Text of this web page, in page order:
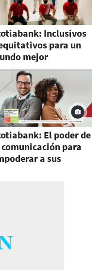
Inclusivos
para un
mejor
El poder de
para
a sus